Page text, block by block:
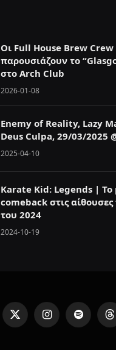
Οι Full House Brew Crew
παρουσιάζουν το
στο Arch Club
2026-01-08
Enemy of Reality, Lazy
Deus Culpa, 29/03/2025
2025-04-10
Karate Kid: Legends | Το
comeback στις
του 2024
2024-10-19
X
I
S
T